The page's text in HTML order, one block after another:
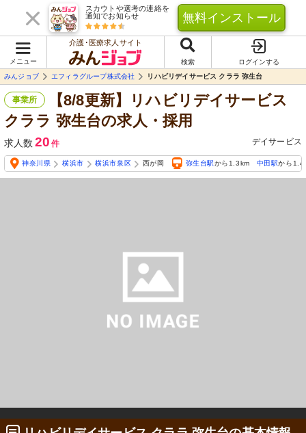
スカウトや選考の連絡を
通知でお知らせ
無料インストール
メニュー
介護･医療求人サイト
検索
ログインする
みんジョブ
エフィラグループ株式会社 リハビリデイサービス クララ 弥生台
事業所
【8/8更新】リハビリデイサービス
クララ 弥生台の求人・採用
求人数 20 件 デイサービス
神奈川県 横浜市 横浜市泉区 西が岡 弥生台駅から1.3km 中田駅から